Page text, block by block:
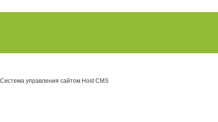
Система управления сайтом Host CMS